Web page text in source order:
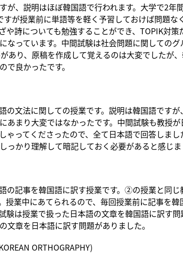
が、説明はほぼ韓国語で行われます。大学で2年
が授業前に単語等を軽く予習しておけば問題な
や詩についても勉強することができ、TOPIK対策
なっています。中間試験は社会問題に関してのグ
あり、原稿を作成して覚えるのは大変でしたが
で良かったです。
の文法に関しての授業です。説明は韓国語です
あまり大変ではなかったです。中間試験も教授
ゃってくださったので、全て日本語で回答しま
っかり理解して暗記しておく必要があると感じま
の記事を韓国語に訳す授業です。②の授業と同じ
授業中にあてられるので、毎回授業前に記事を韓
験は授業で扱った日本語の文章を韓国語に訳す
文章を日本語に訳す問題がありました。
ORTHOGRAPHY)